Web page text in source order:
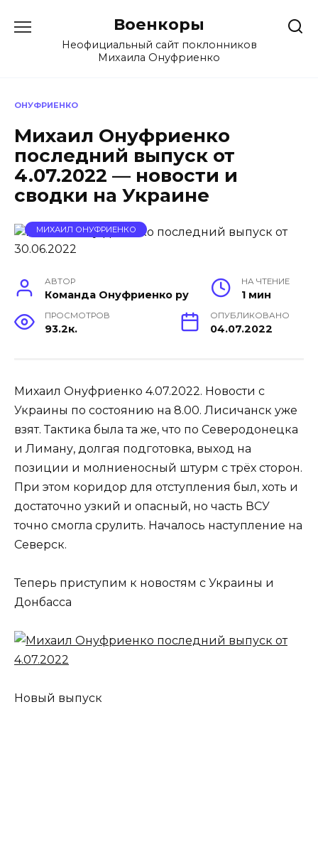
содержанию
Военкоры
Неофициальный сайт поклонников
Михаила Онуфриенко
ОНУФРИЕНКО
Михаил Онуфриенко
последний выпуск от
4.07.2022 — новости и
сводки на Украине
МИХАИЛ ОНУФРИЕНКО
АВТОР
Команда Онуфриенко ру
НА ЧТЕНИЕ
1 мин
ПРОСМОТРОВ
93.2к.
ОПУБЛИКОВАНО
04.07.2022
Михаил Онуфриенко 4.07.2022. Новости с
Украины по состоянию на 8.00. Лисичанск уже
взят. Тактика была та же, что по Северодонецка
и Лиману, долгая подготовка, выход на
позиции и молниеносный штурм с трёх сторон.
При этом коридор для отступления был, хоть и
достаточно узкий и опасный, но часть ВСУ
точно смогла срулить. Началось наступление на
Северск.
Теперь приступим к новостям с Украины и
Донбасса
Новый выпуск